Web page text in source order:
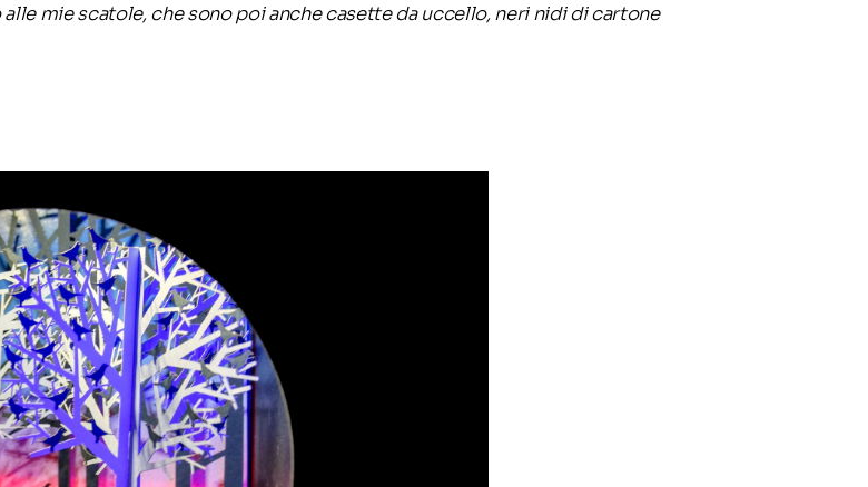
mie scatole, che sono poi anche casette da uccello, neri nidi di cartone